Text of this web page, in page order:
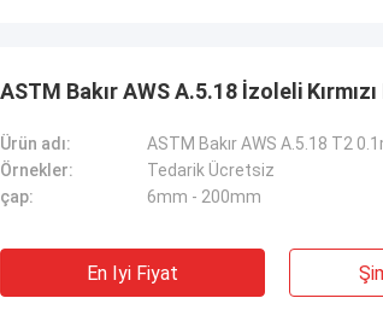
ASTM Bakır AWS A.5.18 İzoleli
Ürün adı:
ASTM Bakır AWS A.5.18 T2
Örnekler:
Tedarik Ücretsiz
çap:
6mm - 200mm
En Iyi Fiyat